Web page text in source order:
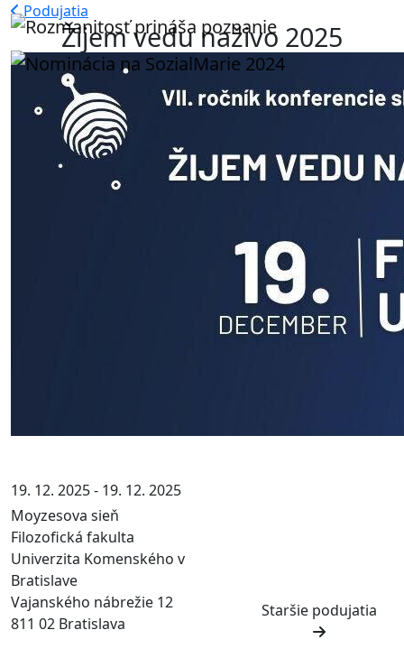
Podujatia
Žijem vedu naživo 2025
19. 12. 2025 - 19. 12. 2025
Moyzesova sieň
Filozofická fakulta
Univerzita Komenského v
Bratislave
Vajanského nábrežie 12
811 02 Bratislava
Staršie podujatia